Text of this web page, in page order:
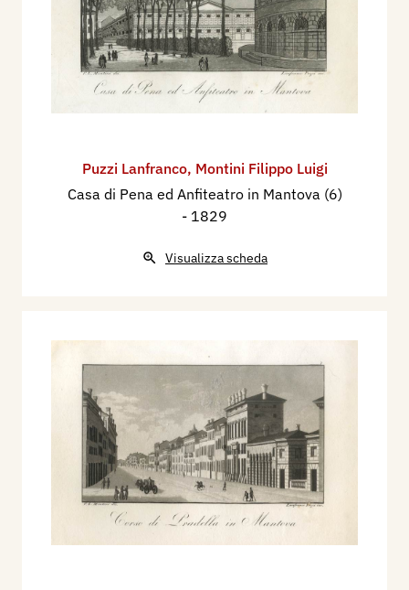
Puzzi Lanfranco, Montini Filippo Luigi
Casa di Pena ed Anfiteatro in Mantova (6)
- 1829
Visualizza scheda